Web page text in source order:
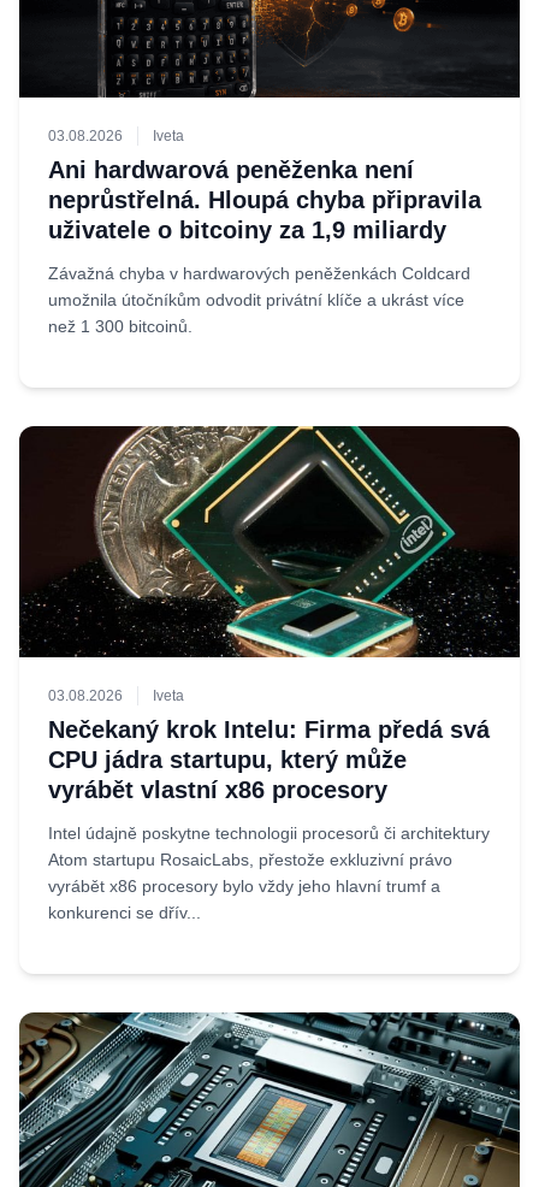
03.08.2026 Iveta
Ani hardwarová peněženka není
neprůstřelná. Hloupá chyba připravila
uživatele o bitcoiny za 1,9 miliardy
Závažná chyba v hardwarových peněženkách Coldcard
umožnila útočníkům odvodit privátní klíče a ukrást více
než 1 300 bitcoinů.
03.08.2026 Iveta
Nečekaný krok Intelu: Firma předá svá
CPU jádra startupu, který může
vyrábět vlastní x86 procesory
Intel údajně poskytne technologii procesorů či architektury
Atom startupu RosaicLabs, přestože exkluzivní právo
vyrábět x86 procesory bylo vždy jeho hlavní trumf a
konkurenci se dřív...